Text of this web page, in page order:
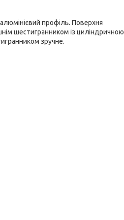
профіль. Поверхня
шестигранником із циліндричною
зручне.